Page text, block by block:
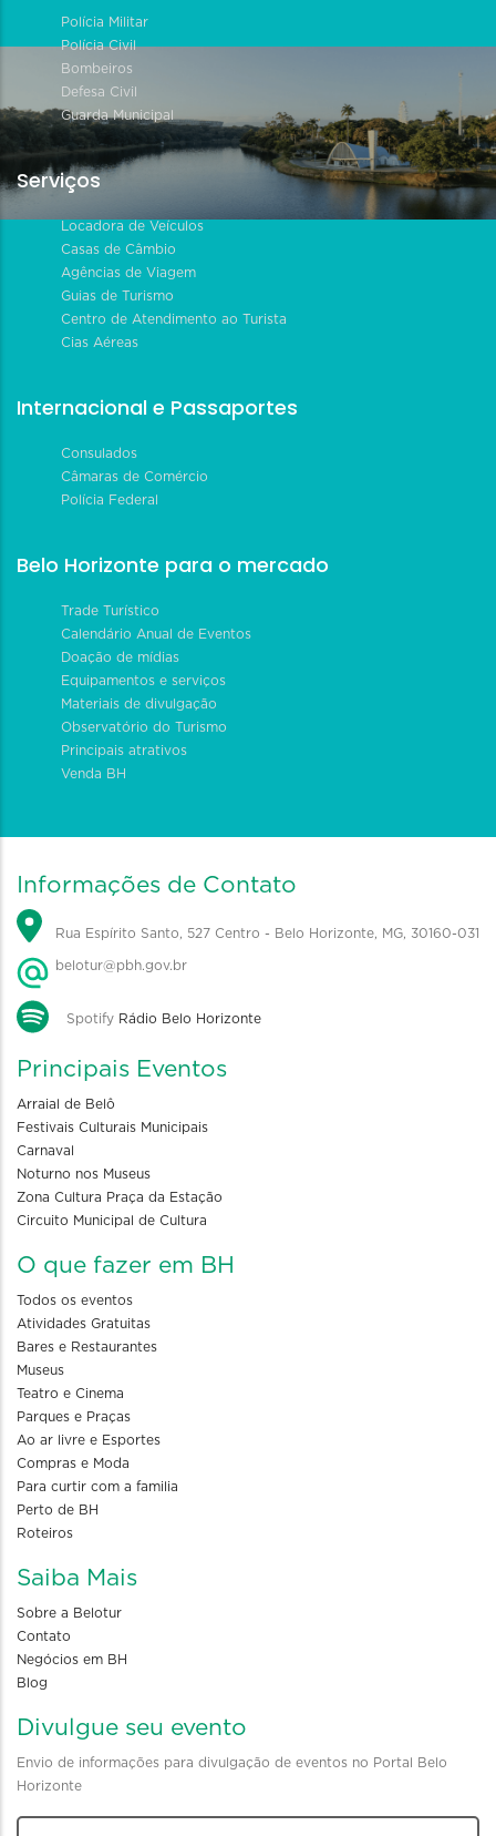
Polícia Militar
Polícia Civil
Bombeiros
Defesa Civil
Guarda Municipal
Serviços
Locadora de Veículos
Casas de Câmbio
Agências de Viagem
Guias de Turismo
Centro de Atendimento ao Turista
Cias Aéreas
Internacional e Passaportes
Consulados
Câmaras de Comércio
Polícia Federal
Belo Horizonte para o mercado
Trade Turístico
Calendário Anual de Eventos
Doação de mídias
Equipamentos e serviços
Materiais de divulgação
Observatório do Turismo
Principais atrativos
Venda BH
Informações de Contato
Rua Espírito Santo, 527 Centro - Belo Horizonte, MG, 30160-031
belotur@pbh.gov.br
Spotify Rádio Belo Horizonte
Principais Eventos
Arraial de Belô
Festivais Culturais Municipais
Carnaval
Noturno nos Museus
Zona Cultura Praça da Estação
Circuito Municipal de Cultura
O que fazer em BH
Todos os eventos
Atividades Gratuitas
Bares e Restaurantes
Museus
Teatro e Cinema
Parques e Praças
Ao ar livre e Esportes
Compras e Moda
Para curtir com a familia
Perto de BH
Roteiros
Saiba Mais
Sobre a Belotur
Contato
Negócios em BH
Blog
Divulgue seu evento
Envio de informações para divulgação de eventos no Portal Belo
Horizonte